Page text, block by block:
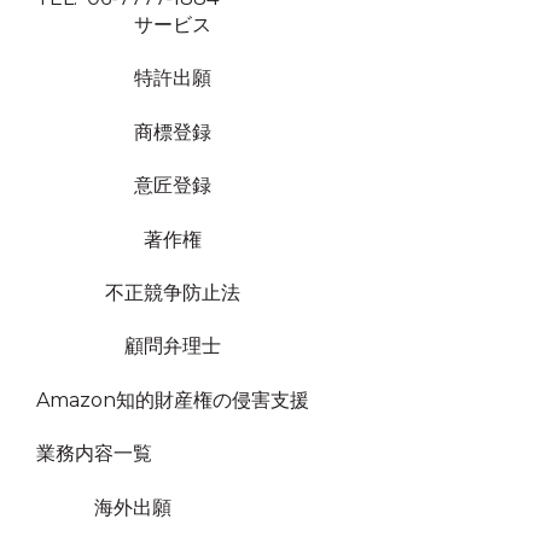
サービス
特許出願
商標登録
意匠登録
著作権
不正競争防止法
顧問弁理士
Amazon知的財産権の侵害支援
業務内容一覧
海外出願